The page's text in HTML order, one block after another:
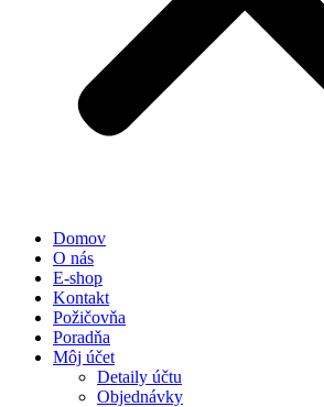
Domov
O nás
E-shop
Kontakt
Požičovňa
Poradňa
Môj účet
Detaily účtu
Objednávky